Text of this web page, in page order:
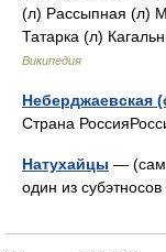
(л) Рассыпная (л)
Татарка (л)
Википедия
Неберджаевская
Страна
Натухайцы —
один из